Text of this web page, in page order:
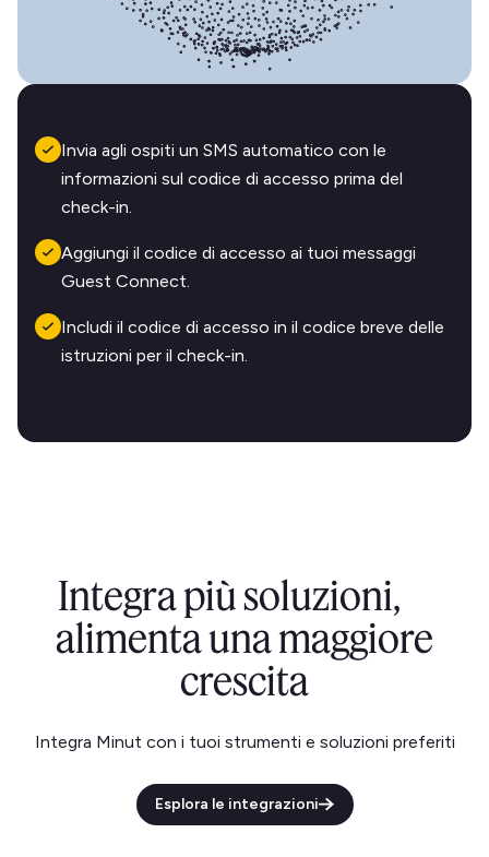
Invia agli ospiti un SMS automatico con le
informazioni sul codice di accesso prima del
check-in.
Aggiungi il codice di accesso ai tuoi messaggi
Guest Connect.
Includi il codice di accesso in il codice breve delle
istruzioni per il check-in.
Integra più soluzioni,
alimenta una maggiore
crescita
Integra Minut con i tuoi strumenti e soluzioni preferiti
Esplora le integrazioni